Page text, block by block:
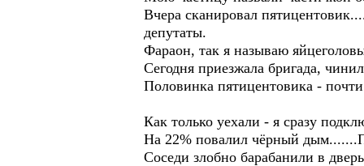
Вчера сканировал
депутаты.
Фараон, так я называю
Сегодня приезжала бригада,
Половинка пятицентовика -
Как только уехали - я сразу
На 22% повалил чёрный
Соседи злобно барабанили в